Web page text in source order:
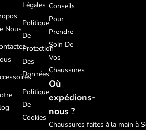
Nous
Légales
Politique
De
Protection
Des
Données
Politique
De
Cookies
Conseils
Pour
Prendre
Soin De
Vos
Chaussures
Où
expédions-
nous ?
Chaussures faites à la main à